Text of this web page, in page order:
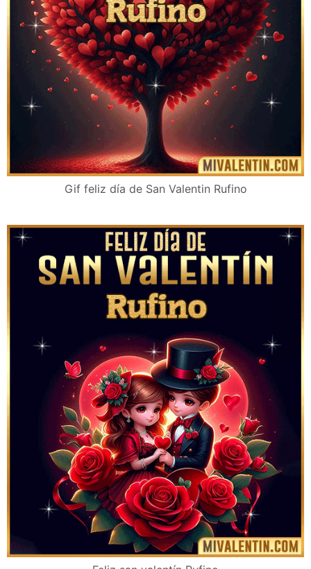
Gif feliz día de San Valentin Rufino